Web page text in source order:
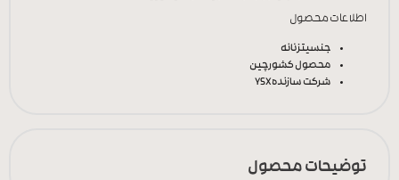
اطلاعات محصول
جنسیتزنانه
محصول کشورچین
شرکت سازندهYSX
توضیحات محصول